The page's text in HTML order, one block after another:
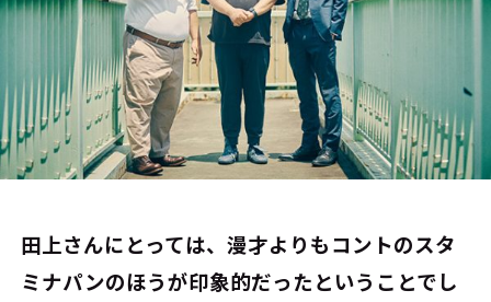
――田上さんにとっては、漫才よりもコントのスタ
ミナパンのほうが印象的だったということでし